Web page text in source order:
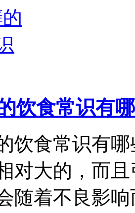
饮食常识有哪
饮食常识有
对大的，而
随着不良影